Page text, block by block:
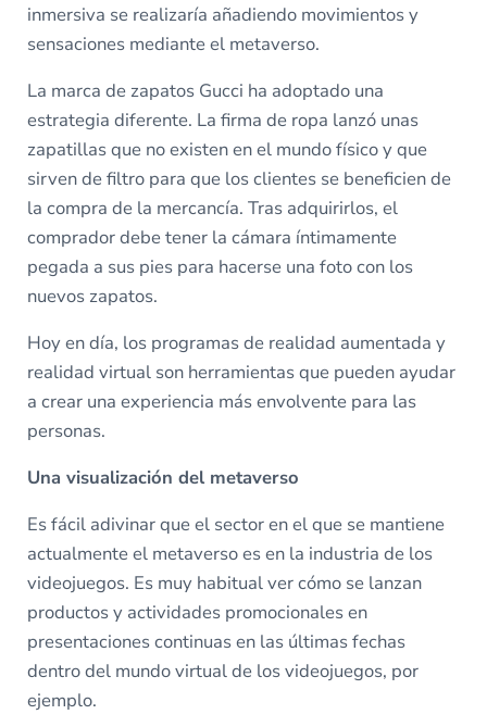
inmersiva se realizaría añadiendo movimientos y
sensaciones mediante el metaverso.
La marca de zapatos Gucci ha adoptado una
estrategia diferente. La firma de ropa lanzó unas
zapatillas que no existen en el mundo físico y que
sirven de filtro para que los clientes se beneficien de
la compra de la mercancía. Tras adquirirlos, el
comprador debe tener la cámara íntimamente
pegada a sus pies para hacerse una foto con los
nuevos zapatos.
Hoy en día, los programas de realidad aumentada y
realidad virtual son herramientas que pueden ayudar
a crear una experiencia más envolvente para las
personas.
Una visualización del metaverso
Es fácil adivinar que el sector en el que se mantiene
actualmente el metaverso es en la industria de los
videojuegos. Es muy habitual ver cómo se lanzan
productos y actividades promocionales en
presentaciones continuas en las últimas fechas
dentro del mundo virtual de los videojuegos, por
ejemplo.